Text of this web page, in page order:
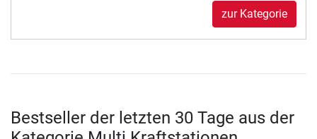
zur Kategorie
Bestseller der letzten 30 Tage aus der